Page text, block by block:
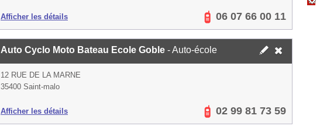
Afficher les détails 06 07 66 00 11
Auto Cyclo Moto Bateau Ecole Goble - Auto-école
12 RUE DE LA MARNE
35400 Saint-malo
Afficher les détails 02 99 81 73 59